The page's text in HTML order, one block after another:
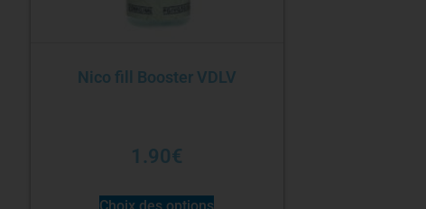
Nico fill Booster VDLV
1.90€
Choix des options